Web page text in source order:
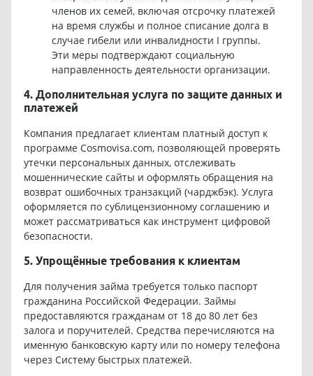
членов их семей, включая отсрочку платежей
на время службы и полное списание долга в
случае гибели или инвалидности I группы.
Эти меры подтверждают социальную
направленность деятельности организации.
4. Дополнительная услуга по защите данных и
платежей
Компания предлагает клиентам платный доступ к
программе Cosmovisa.com, позволяющей проверять
утечки персональных данных, отслеживать
мошеннические сайты и оформлять обращения на
возврат ошибочных транзакций (чарджбэк). Услуга
оформляется по сублицензионному соглашению и
может рассматриваться как инструмент цифровой
безопасности.
5. Упрощённые требования к клиентам
Для получения займа требуется только паспорт
гражданина Российской Федерации. Займы
предоставляются гражданам от 18 до 80 лет без
залога и поручителей. Средства перечисляются на
именную банковскую карту или по номеру телефона
через Систему быстрых платежей.